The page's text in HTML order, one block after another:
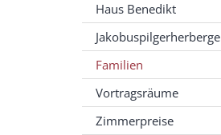
Haus Benedikt
Jakobuspilgerherberge
Familien
Vortragsräume
Zimmerpreise